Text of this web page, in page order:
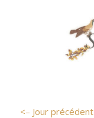
<– Jour précédent